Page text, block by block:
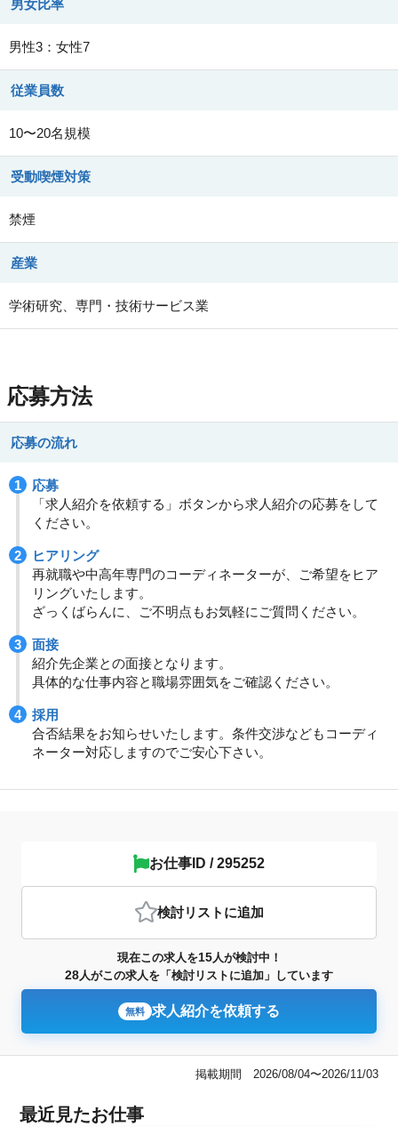
男女比率
男性3：女性7
従業員数
10〜20名規模
受動喫煙対策
禁煙
産業
学術研究、専門・技術サービス業
応募方法
応募の流れ
応募
「求人紹介を依頼する」ボタンから求人紹介の応募をして
ください。
ヒアリング
再就職や中高年専門のコーディネーターが、ご希望をヒア
リングいたします。
ざっくばらんに、ご不明点もお気軽にご質問ください。
面接
紹介先企業との面接となります。
具体的な仕事内容と職場雰囲気をご確認ください。
採用
合否結果をお知らせいたします。条件交渉などもコーディ
ネーター対応しますのでご安心下さい。
お仕事ID / 295252
検討リスト に追加
現在この求人を15人が検討中！
28人がこの求人を「検討リストに追加」しています
無料 求人紹介を依頼する
掲載期間 2026/08/04〜2026/11/03
最近見たお仕事